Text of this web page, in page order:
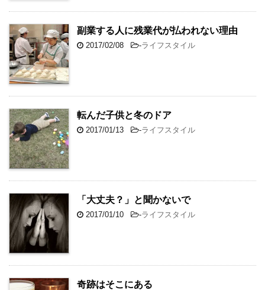
副業する人に残業代が払われない理由
2017/02/08 -ライフスタイル
転んだ子供と冬のドア
2017/01/13 -ライフスタイル
「大丈夫？」と聞かないで
2017/01/10 -ライフスタイル
奇跡はそこにある